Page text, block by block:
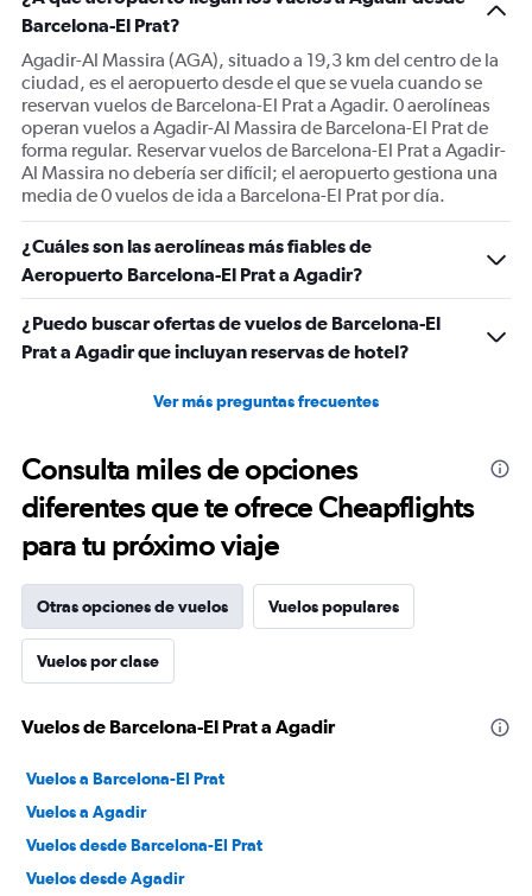
Y
axis
displaying
Number
of
flights.
Range:
0
to
3.6.
Barcelona-El Prat?
Agadir-Al Massira (AGA), situado a 19,3 km del centro de la
ciudad, es el aeropuerto desde el que se vuela cuando se
reservan vuelos de Barcelona-El Prat a Agadir. 0 aerolíneas
operan vuelos a Agadir-Al Massira de Barcelona-El Prat de
forma regular. Reservar vuelos de Barcelona-El Prat a Agadir-
Al Massira no debería ser difícil; el aeropuerto gestiona una
media de 0 vuelos de ida a Barcelona-El Prat por día.
¿Cuáles son las aerolíneas más fiables de
Aeropuerto Barcelona-El Prat a Agadir?
¿Puedo buscar ofertas de vuelos de Barcelona-El
Prat a Agadir que incluyan reservas de hotel?
Ver más preguntas frecuentes
Consulta miles de opciones
diferentes que te ofrece Cheapflights
para tu próximo viaje
Otras opciones de vuelos Vuelos populares
Vuelos por clase
Vuelos de Barcelona-El Prat a Agadir
Vuelos a Barcelona-El Prat
Vuelos a Agadir
Vuelos desde Barcelona-El Prat
Vuelos desde Agadir